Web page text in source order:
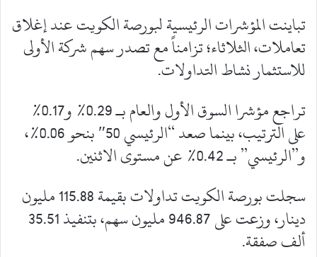
تباينت المؤشرات الرئيسية لبورصة الكويت عند إغلاق
تعاملات، الثلاثاء؛ تزامناً مع تصدر سهم شركة الأولى
للاستثمار نشاط التداولات.
تراجع مؤشرا السوق الأول والعام بـ 0.29% و0.17%
على الترتيب، بينما صعد “الرئيسي 50″ بنحو 0.06%،
و”الرئيسي” بـ 0.42% عن مستوى الاثنين.
سجلت بورصة الكويت تداولات بقيمة 115.88 مليون
دينار، وزعت على 946.87 مليون سهم، بتنفيذ 35.51
ألف صفقة.